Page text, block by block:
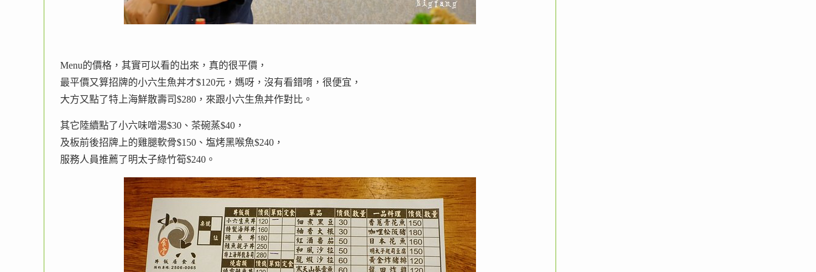
Menu的價格，其實可以看的出來，真的很平價，
最平價又算招牌的小六生魚丼才$120元，媽呀，沒有看錯唷，很便宜，
大方又點了特上海鮮散壽司$280，來跟小六生魚丼作對比。
其它陸續點了小六味噌湯$30、茶碗蒸$40，
及板前後招牌上的雞腿軟骨$150、塩烤黑喉魚$240，
服務人員推薦了明太子綠竹筍$240。